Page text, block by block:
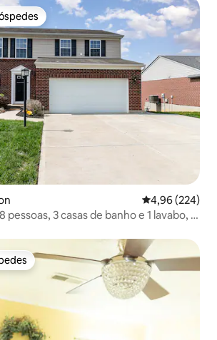
mais apreciados
Classificação
4,96 (224)
pessoas, 3 casas de banho e 1 lavabo, 2